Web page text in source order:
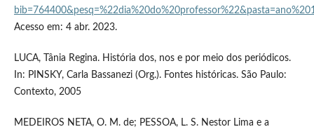
Acesso em: 4 abr. 2023.
LUCA, Tânia Regina. História dos, nos e por meio dos periódicos.
In: PINSKY, Carla Bassanezi (Org.). Fontes históricas. São Paulo:
Contexto, 2005
MEDEIROS NETA, O. M. de; PESSOA, L. S. Nestor Lima e a